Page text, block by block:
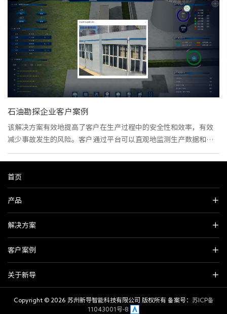
石油勘探企业客户案例
该解决方案有效地提高了客户在生产过程中的安全性和效率，有效
减少事故发生的风险。客户通过平台可以直观地监测生产数据和运
首页
产品
解决方案
客户案例
关于新导
Copyright © 2026 苏州新导智能科技有限公司 版权所有 备案号： 苏ICP备
11043001号-8